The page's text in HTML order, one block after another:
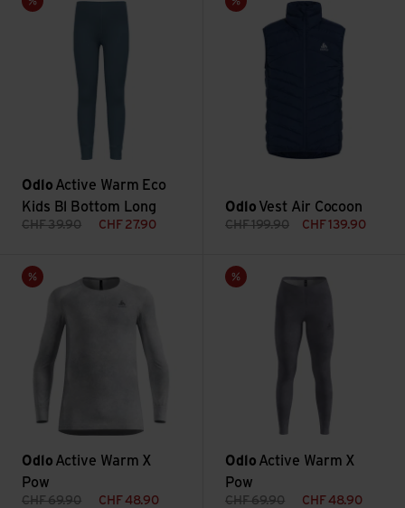
Odlo Active Warm Eco
Kids Bl Bottom Long
CHF39.90 CHF 27.90
Odlo Vest Air Cocoon
CHF199.90 CHF 139.90
Sale
Odlo Active Warm X
Pow
CHF69.90 CHF 48.90
Active Warm X Pow ansehen
Sale
Odlo Active Warm X
Pow
CHF69.90 CHF 48.90
Active Warm X Pow ansehen